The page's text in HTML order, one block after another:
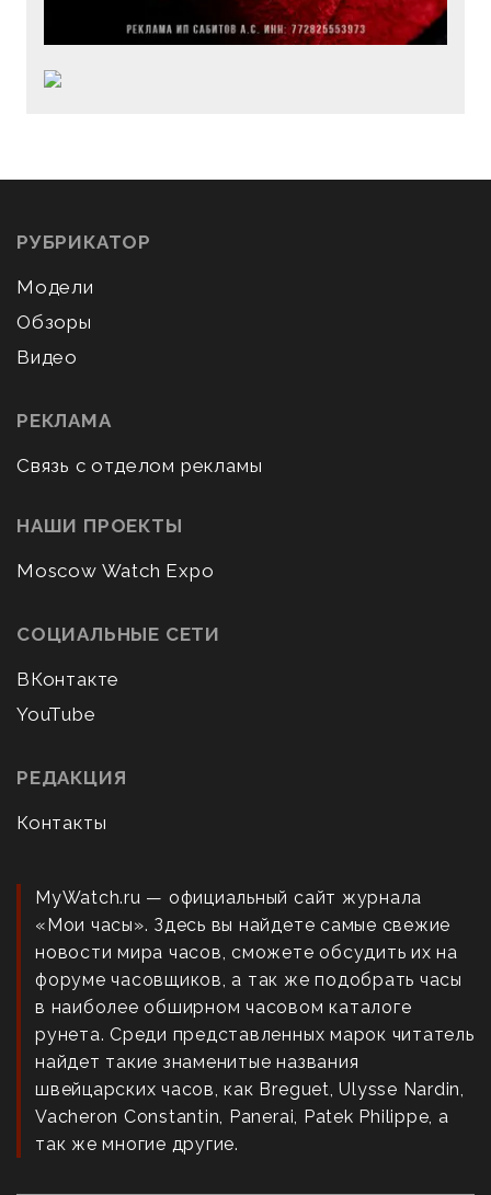
РУБРИКАТОР
Модели
Обзоры
Видео
РЕКЛАМА
Связь с отделом рекламы
НАШИ ПРОЕКТЫ
Moscow Watch Expo
СОЦИАЛЬНЫЕ СЕТИ
ВКонтакте
YouTube
РЕДАКЦИЯ
Контакты
MyWatch.ru — официальный сайт журнала
«Мои часы». Здесь вы найдете самые свежие
новости мира часов, сможете обсудить их на
форуме часовщиков, а так же подобрать часы
в наиболее обширном часовом каталоге
рунета. Среди представленных марок читатель
найдет такие знаменитые названия
швейцарских часов, как Breguet, Ulysse Nardin,
Vacheron Constantin, Panerai, Patek Philippe, а
так же многие другие.